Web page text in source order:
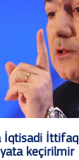
İqtisadi
keçirilmir